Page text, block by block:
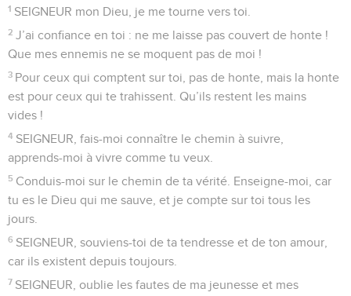
1 SEIGNEUR mon Dieu, je me tourne vers toi.
2 J’ai confiance en toi : ne me laisse pas couvert de honte !
Que mes ennemis ne se moquent pas de moi !
3 Pour ceux qui comptent sur toi, pas de honte, mais la honte
est pour ceux qui te trahissent. Qu’ils restent les mains
vides !
4 SEIGNEUR, fais-moi connaître le chemin à suivre,
apprends-moi à vivre comme tu veux.
5 Conduis-moi sur le chemin de ta vérité. Enseigne-moi, car
tu es le Dieu qui me sauve, et je compte sur toi tous les
jours.
6 SEIGNEUR, souviens-toi de ta tendresse et de ton amour,
car ils existent depuis toujours.
7 SEIGNEUR, oublie les fautes de ma jeunesse et mes